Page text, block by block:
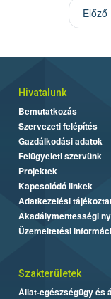
Előző
Hivatalunk
Bemutatkozás
Szervezeti felépítés
Gazdálkodási adatok
Felügyeleti szervünk
Projektek
Kapcsolódó linkek
Adatkezelési
Akadálymentességi
Üzemeltetési
Szakterületek
Állat-egészségügy és